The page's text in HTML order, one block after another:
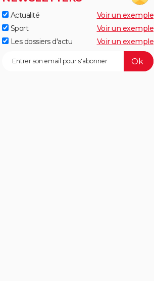
Actualité
Voir un exemple
Sport
Voir un exemple
Les dossiers d'actu
Voir un exemple